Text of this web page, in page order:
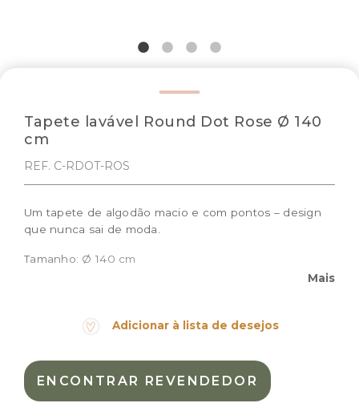
Tapete lavável Round Dot Rose Ø 140
cm
REF. C-RDOT-ROS
Um tapete de algodão macio e com pontos – design
que nunca sai de moda.
Tamanho: Ø 140 cm
Dimensões das embalagem: 50,0 × 30,0 × 13,0 cm
Dimensões do produto: Ø 140 cm
Mais
Adicionar à lista de desejos
ENCONTRAR REVENDEDOR